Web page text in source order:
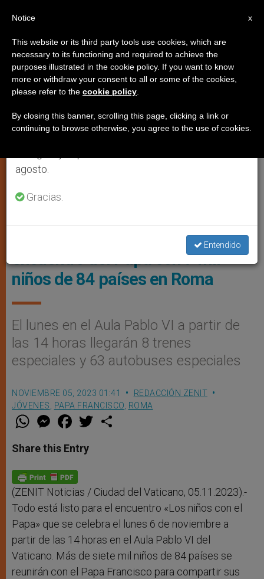
JÓVENES,PAPA FRANCISCO,ROMA
Más De Siete Mil Niños De 84 Países Se Reunirán Con El Papa Este 6
Este es el programa para
encuentro del Papa con 7 mil
niños de 84 países en Roma
El lunes en el Aula Pablo VI a partir de
las 14 horas llegarán 8 trenes
especiales y 63 autobuses especiales
NOVIEMBRE 05, 2023 01:41
REDACCIÓN ZENIT
JÓVENES
PAPA FRANCISCO ROMA
W
t
s
p
p
M
e
s
e
g
e
r
F
a
e
b
o
k
w
Share this Entry
(ZENIT Noticias / Ciudad del Vaticano, 05.11.2023).-
Todo está listo para el encuentro «Los niños con el
Papa» que se celebra el lunes 6 de noviembre a
partir de las 14 horas en el Aula Pablo VI del
Vaticano. Más de siete mil niños de 84 países se
reunirán con el Papa Francisco para compartir sus
×
Aviso importante
Del 27 de julio al 7 de agosto haremos la pausa
anual, aprovechando que en el periodo de verano
se generan menos informaciones y también el
agosto.
Gracias.
Entendido
x
Notice
This website or its third party tools use cookies, which are
necessary to its functioning and required to achieve the
purposes illustrated in the cookie policy. If you want to know
more or withdraw your consent to all or some of the cookies,
please refer to the cookie policy
By closing this banner, scrolling this page, clicking a link or
continuing to browse otherwise, you agree to the use of cookies.